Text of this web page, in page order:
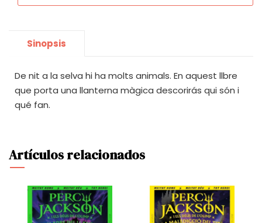
Sinopsis
De nit a la selva hi ha molts animals. En aquest llbre
que porta una llanterna màgica descorirás qui són i
qué fan.
Artículos relacionados